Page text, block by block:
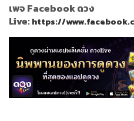
เพจ Facebook ดวง
Live:https://